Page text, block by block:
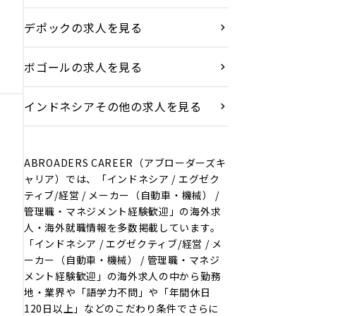
デポックの求人を見る
ボゴールの求人を見る
インドネシアその他の求人を見る
ABROADERS CAREER（アブローダーズキ
ャリア）では、「インドネシア / エグゼク
ティブ/経営 / メーカー（自動車・機械） /
管理職・マネジメント経験歓迎」の海外求
人・海外就職情報を多数掲載しています。
「インドネシア / エグゼクティブ/経営 / メ
ーカー（自動車・機械） / 管理職・マネジ
メント経験歓迎」の海外求人の中から勤務
地・業界や「語学力不問」や「年間休日
120日以上」などのこだわり条件でさらに